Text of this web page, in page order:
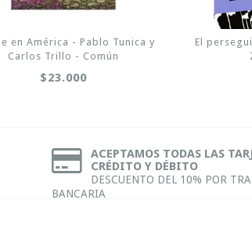
en América - Pablo Tunica y
Carlos Trillo - Común
$23.000
El
ACEPTAMOS TODAS LAS
CRÉDITO Y DÉBITO
DESCUENTO DEL 10% POR
BANCARIA